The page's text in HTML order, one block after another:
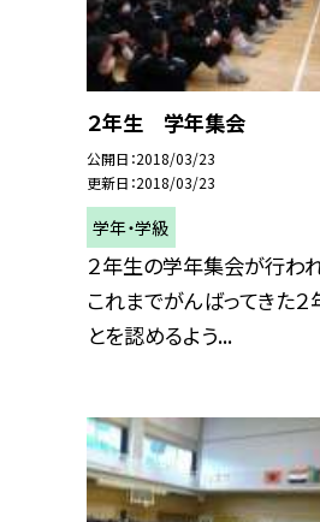
２年生 学年集会
公開日 2018/03/23
更新日 2018/03/23
学年・学級
２年生の学年集会が行われ
これまでがんばってきた２
とを認めるよう...